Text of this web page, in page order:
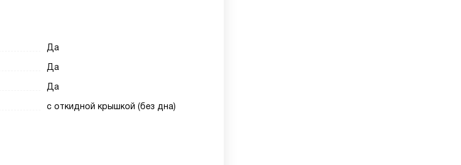
Да
Да
Да
с откидной крышкой (без дна)